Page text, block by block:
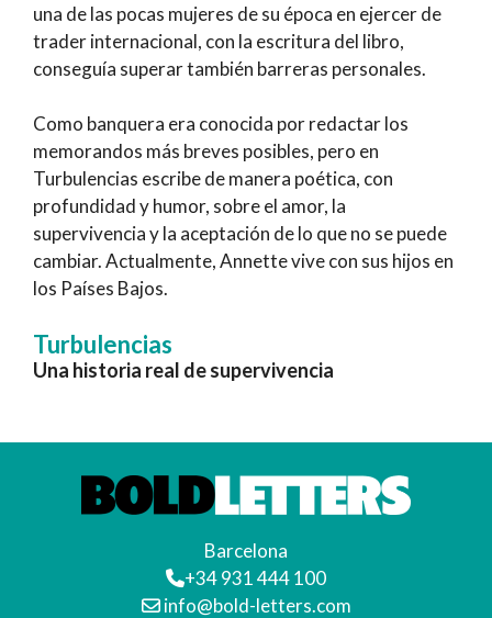
una de las pocas mujeres de su época en ejercer de
trader internacional, con la escritura del libro,
conseguía superar también barreras personales.
Como banquera era conocida por redactar los
memorandos más breves posibles, pero en
Turbulencias escribe de manera poética, con
profundidad y humor, sobre el amor, la
supervivencia y la aceptación de lo que no se puede
cambiar. Actualmente, Annette vive con sus hijos en
los Países Bajos.
Turbulencias
Una historia real de supervivencia
Barcelona
+34 931 444 100
info@bold-letters.com